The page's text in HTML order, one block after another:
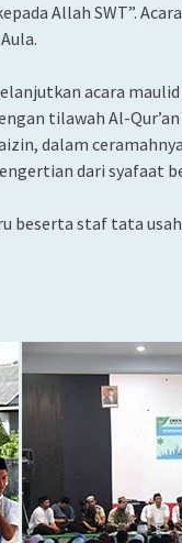
Allah SWT”.
acara
tilawah Al-
dalam
dari syafaat
beserta staf tata